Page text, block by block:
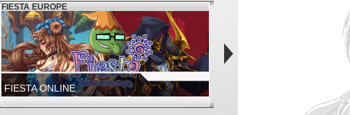
FIESTA EUROPE
FIESTA ONLINE
NEUE DUNGEONS, MONSTER